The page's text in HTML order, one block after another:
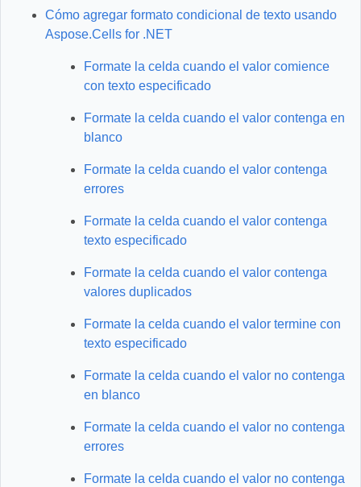
Cómo agregar formato condicional de texto usando
Aspose.Cells for .NET
Formate la celda cuando el valor comience
con texto especificado
Formate la celda cuando el valor contenga en
blanco
Formate la celda cuando el valor contenga
errores
Formate la celda cuando el valor contenga
texto especificado
Formate la celda cuando el valor contenga
valores duplicados
Formate la celda cuando el valor termine con
texto especificado
Formate la celda cuando el valor no contenga
en blanco
Formate la celda cuando el valor no contenga
errores
Formate la celda cuando el valor no contenga